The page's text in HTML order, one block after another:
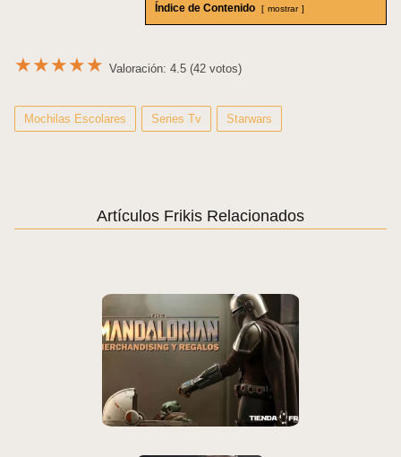
Índice de Contenido mostrar
★★★★★ Valoración: 4.5 (42 votos)
Mochilas Escolares Series Tv Starwars
Artículos Frikis Relacionados